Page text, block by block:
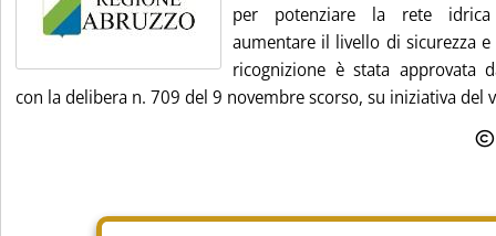
per potenziare la rete
aumentare il livello di sicurezza
ricognizione è stata approvata
con la delibera n. 709 del 9 novembre scorso, su iniziativa del